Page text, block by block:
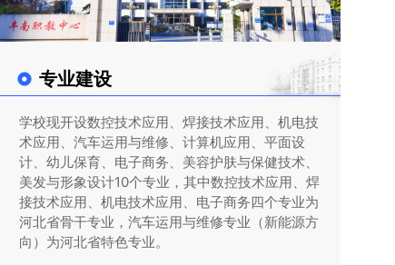
学校现开设数控技术应用、焊接技术应用、机电技
术应用、汽车运用与维修、计算机应用、平面设
计、幼儿保育、电子商务、美容护肤与保健技术、
美发与形象设计10个专业，其中数控技术应用、焊
接技术应用、机电技术应用、电子商务四个专业为
河北省骨干专业，汽车运用与维修专业（新能源方
向）为河北省特色专业。
专业建设